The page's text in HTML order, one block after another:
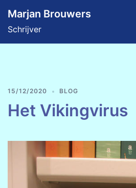
naar
de
inhoud
Marjan Brouwers
Schrijver
15/12/2020 BLOG
Het Vikingvirus